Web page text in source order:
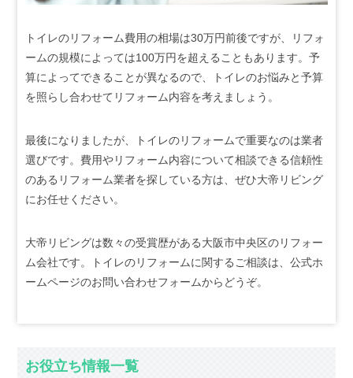
トイレのリフォーム費用の相場は30万円前後ですが、リフォ
ームの規模によっては100万円を超えることもあります。予
算によってできることが異なるので、トイレのお悩みと予算
を照らし合わせてリフォーム内容を考えましょう。
最後になりましたが、トイレのリフォームで重要なのは業者
選びです。費用やリフォーム内容について相談できる信頼性
のあるリフォーム業者を探している方は、ぜひ大帝リビング
にお任せください。
大帝リビングは数々の受賞歴がある大阪市中央区のリフォー
ム会社です。トイレのリフォームに関するご相談は、公式ホ
ームページのお問い合わせフォームからどうぞ。
お役立ち情報一覧